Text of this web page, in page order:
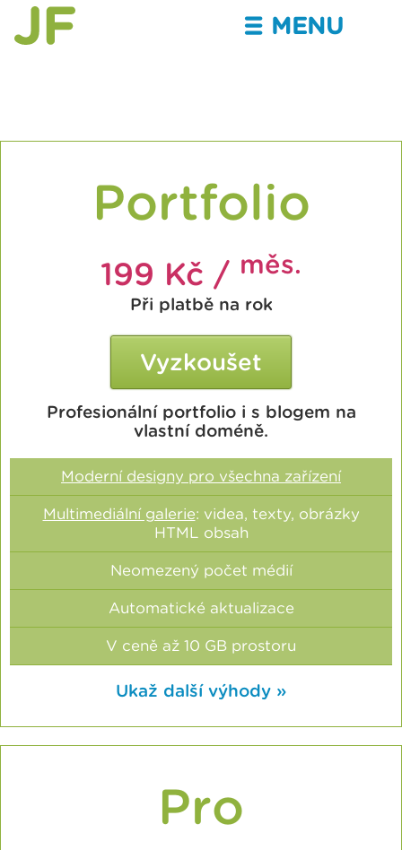
III MENU
Portfolio
199 Kč / měs.
Při platbě na rok
Vyzkoušet
Profesionální portfolio i s blogem na
vlastní doméně.
Moderní designy pro všechna zařízení
Multimediální galerie: videa, texty, obrázky
HTML obsah
Neomezený počet médií
Automatické aktualizace
V ceně až 10 GB prostoru
Ukaž další výhody »
Pro